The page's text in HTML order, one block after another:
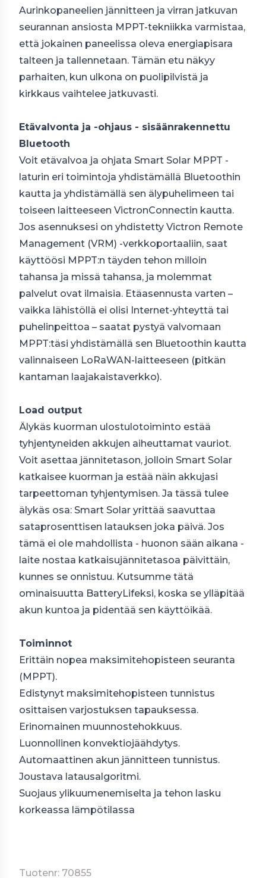
Aurinkopaneelien jännitteen ja virran jatkuvan
seurannan ansiosta MPPT-tekniikka varmistaa,
että jokainen paneelissa oleva energiapisara
talteen ja tallennetaan. Tämän etu näkyy
parhaiten, kun ulkona on puolipilvistä ja
kirkkaus vaihtelee jatkuvasti.
Etävalvonta ja -ohjaus - sisäänrakennettu
Bluetooth
Voit etävalvoa ja ohjata Smart Solar MPPT -
laturin eri toimintoja yhdistämällä Bluetoothin
kautta ja yhdistämällä sen älypuhelimeen tai
toiseen laitteeseen VictronConnectin kautta.
Jos asennuksesi on yhdistetty Victron Remote
Management (VRM) -verkkoportaaliin, saat
käyttöösi MPPT:n täyden tehon milloin
tahansa ja missä tahansa, ja molemmat
palvelut ovat ilmaisia. Etäasennusta varten –
vaikka lähistöllä ei olisi Internet-yhteyttä tai
puhelinpeittoa – saatat pystyä valvomaan
MPPT:täsi yhdistämällä sen Bluetoothin kautta
valinnaiseen LoRaWAN-laitteeseen (pitkän
kantaman laajakaistaverkko).
Load output
Älykäs kuorman ulostulotoiminto estää
tyhjentyneiden akkujen aiheuttamat vauriot.
Voit asettaa jännitetason, jolloin Smart Solar
katkaisee kuorman ja estää näin akkujasi
tarpeettoman tyhjentymisen. Ja tässä tulee
älykäs osa: Smart Solar yrittää saavuttaa
sataprosenttisen latauksen joka päivä. Jos
tämä ei ole mahdollista - huonon sään aikana -
laite nostaa katkaisujännitetasoa päivittäin,
kunnes se onnistuu. Kutsumme tätä
ominaisuutta BatteryLifeksi, koska se ylläpitää
akun kuntoa ja pidentää sen käyttöikää.
Toiminnot
Erittäin nopea maksimitehopisteen seuranta
(MPPT).
Edistynyt maksimitehopisteen tunnistus
osittaisen varjostuksen tapauksessa.
Erinomainen muunnostehokkuus.
Luonnollinen konvektiojäähdytys.
Automaattinen akun jännitteen tunnistus.
Joustava latausalgoritmi.
Suojaus ylikuumenemiselta ja tehon lasku
korkeassa lämpötilassa
Tuotenr: 70855